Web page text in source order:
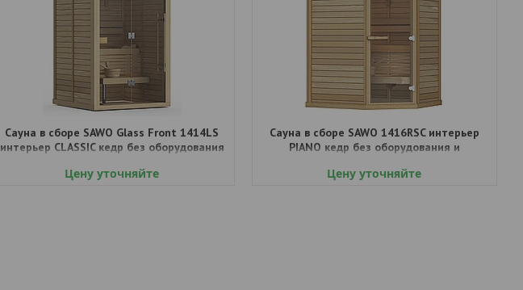
Сауна в сборе SAWO Glass Front 1414LS
интерьер CLASSIC кедр без оборудования
Цену уточняйте
Сауна в сборе SAWO 1416RSC интерьер
PIANO кедр без оборудования и
Цену уточняйте